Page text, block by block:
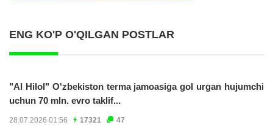
ENG KO'P O'QILGAN POSTLAR
"Al Hilol" O'zbekiston terma jamoasiga gol urgan hujumchi
uchun 70 mln. evro taklif...
28.07.2026 01:56 17321 47